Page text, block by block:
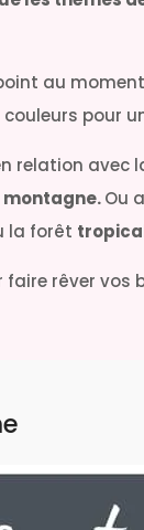
au
couleurs pour
relation avec
Ou
la forêt
faire rêver vos